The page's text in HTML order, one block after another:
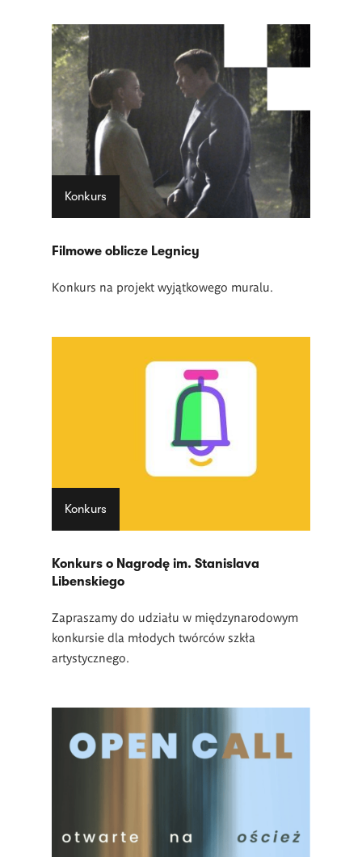
Konkurs
Filmowe oblicze Legnicy
Konkurs na projekt wyjątkowego muralu.
Konkurs
Konkurs o Nagrodę im. Stanislava
Libenskiego
Zapraszamy do udziału w międzynarodowym
konkursie dla młodych twórców szkła
artystycznego.